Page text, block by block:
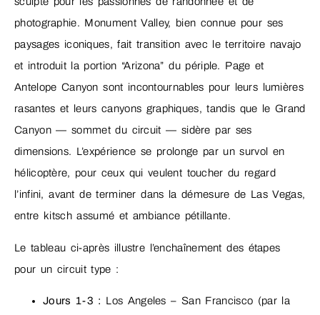
photographie. Monument Valley, bien connue pour ses
paysages iconiques, fait transition avec le territoire navajo
et introduit la portion “Arizona” du périple. Page et
Antelope Canyon sont incontournables pour leurs lumières
rasantes et leurs canyons graphiques, tandis que le Grand
Canyon — sommet du circuit — sidère par ses
dimensions. L’expérience se prolonge par un survol en
hélicoptère, pour ceux qui veulent toucher du regard
l’infini, avant de terminer dans la démesure de Las Vegas,
entre kitsch assumé et ambiance pétillante.
Le tableau ci-après illustre l’enchaînement des étapes
pour un circuit type :
Jours 1-3 : Los Angeles – San Francisco (par la